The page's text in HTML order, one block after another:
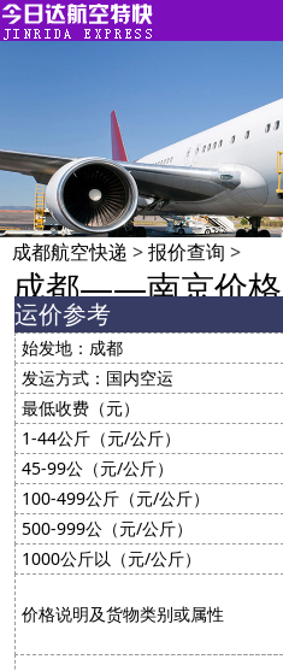
成都航空快递 >报价查询 >
成都——南京价格
运价参考
始发地：成都
发运方式：国内空运
最低收费（元）
1-44公斤（元/公斤）
45-99公（元/公斤）
100-499公斤（元/公斤）
500-999公（元/公斤）
1000公斤以（元/公斤）
价格说明及货物类别或属性